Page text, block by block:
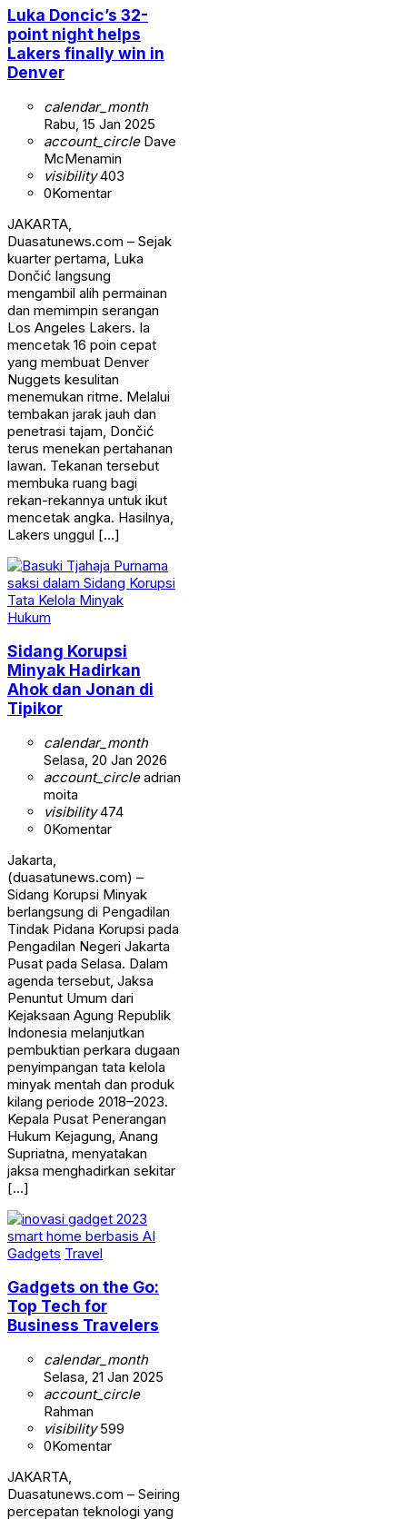
Luka Doncic’s 32-
point night helps
Lakers finally win in
Denver
calendar_month
Rabu, 15 Jan 2025
account_circleDave
McMenamin
visibility403
0Komentar
JAKARTA,
Duasatunews.com – Sejak
kuarter pertama, Luka
Dončić langsung
mengambil alih permainan
dan memimpin serangan
Los Angeles Lakers. Ia
mencetak 16 poin cepat
yang membuat Denver
Nuggets kesulitan
menemukan ritme. Melalui
tembakan jarak jauh dan
penetrasi tajam, Dončić
terus menekan pertahanan
lawan. Tekanan tersebut
membuka ruang bagi
rekan-rekannya untuk ikut
mencetak angka. Hasilnya,
Lakers unggul […]
Hukum
Sidang Korupsi
Minyak Hadirkan
Ahok dan Jonan di
Tipikor
calendar_month
Selasa, 20 Jan 2026
account_circleadrian
moita
visibility474
0Komentar
Jakarta,
(duasatunews.com) –
Sidang Korupsi Minyak
berlangsung di Pengadilan
Tindak Pidana Korupsi pada
Pengadilan Negeri Jakarta
Pusat pada Selasa. Dalam
agenda tersebut, Jaksa
Penuntut Umum dari
Kejaksaan Agung Republik
Indonesia melanjutkan
pembuktian perkara dugaan
penyimpangan tata kelola
minyak mentah dan produk
kilang periode 2018–2023.
Kepala Pusat Penerangan
Hukum Kejagung, Anang
Supriatna, menyatakan
jaksa menghadirkan sekitar
[…]
Gadgets Travel
Gadgets on the Go:
Top Tech for
Business Travelers
calendar_month
Selasa, 21 Jan 2025
account_circle
Rahman
visibility599
0Komentar
JAKARTA,
Duasatunews.com – Seiring
percepatan teknologi yang